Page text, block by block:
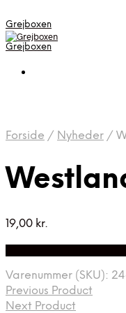
Grejboxen
Grejboxen
Forside / Nyheder /
19,00 kr.
Varenummer (SKU):
Previous Product
Next Product